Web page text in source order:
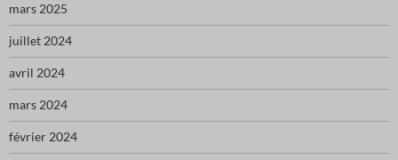
mars 2025
juillet 2024
avril 2024
mars 2024
février 2024